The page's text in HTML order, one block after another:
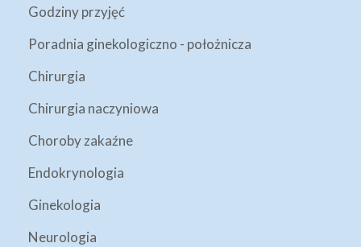
Godziny przyjęć
Poradnia ginekologiczno - położnicza
Chirurgia
Chirurgia naczyniowa
Choroby zakaźne
Endokrynologia
Ginekologia
Neurologia